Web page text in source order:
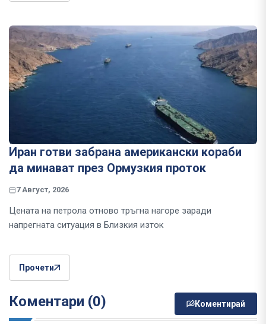
Иран готви забрана американски кораби
да минават през Ормузкия проток
7 Август, 2026
Цената на петрола отново тръгна нагоре заради
напрегната ситуация в Близкия изток
Прочети
Коментари (0) Коментирай